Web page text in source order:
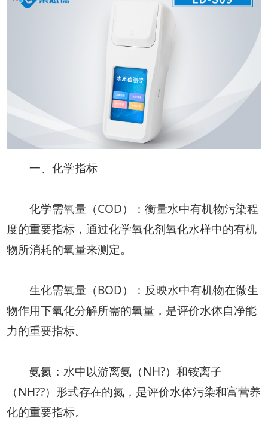
一、化学指标
化学需氧量（COD）：衡量水中有机物污染程
度的重要指标，通过化学氧化剂氧化水样中的有机
物所消耗的氧量来测定。
生化需氧量（BOD）：反映水中有机物在微生
物作用下氧化分解所需的氧量，是评价水体自净能
力的重要指标。
氨氮：水中以游离氨（NH?）和铵离子
（NH??）形式存在的氮，是评价水体污染和富营养
化的重要指标。